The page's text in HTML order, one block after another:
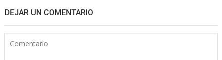
DEJAR UN COMENTARIO